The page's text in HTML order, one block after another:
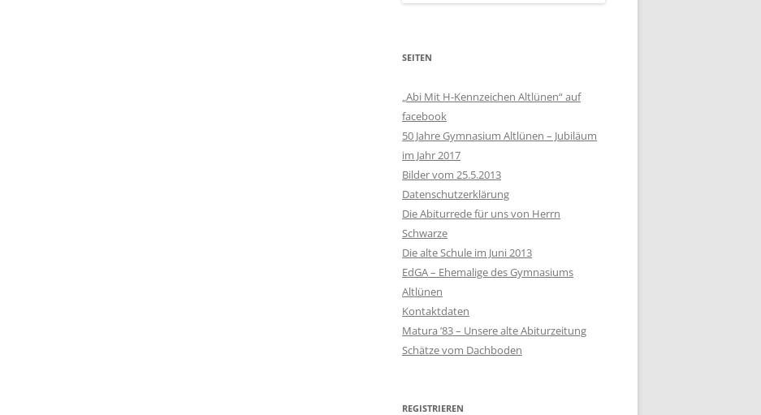
SEITEN
„Abi Mit H-Kennzeichen Altlünen“ auf
facebook
50 Jahre Gymnasium Altlünen – Jubiläum
im Jahr 2017
Bilder vom 25.5.2013
Datenschutzerklärung
Die Abiturrede für uns von Herrn
Schwarze
Die alte Schule im Juni 2013
EdGA – Ehemalige des Gymnasiums
Altlünen
Kontaktdaten
Matura ’83 – Unsere alte Abiturzeitung
Schätze vom Dachboden
REGISTRIEREN